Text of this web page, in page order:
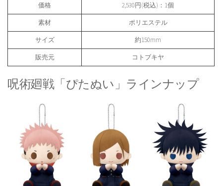
価格 2,530円(税込)：1個
素材 ポリエステル
サイズ 約150mm
販売元 コトブキヤ
呪術廻戦「ぴたぬい」ラインナップ